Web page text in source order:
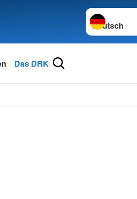
Sprache
Das DRK